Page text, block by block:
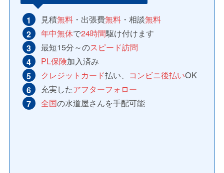
見積無料・出張費無料・相談無料
年中無休で24時間駆け付けます
最短15分～のスピード訪問
PL保険加入済み
クレジットカード払い、 コンビニ後払いOK
充実したアフターフォロー
全国の水道屋さんを手配可能